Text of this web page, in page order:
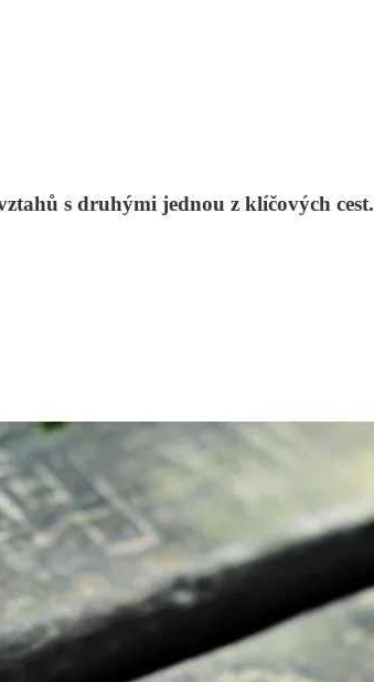
s druhými jednou z klíčových cest.